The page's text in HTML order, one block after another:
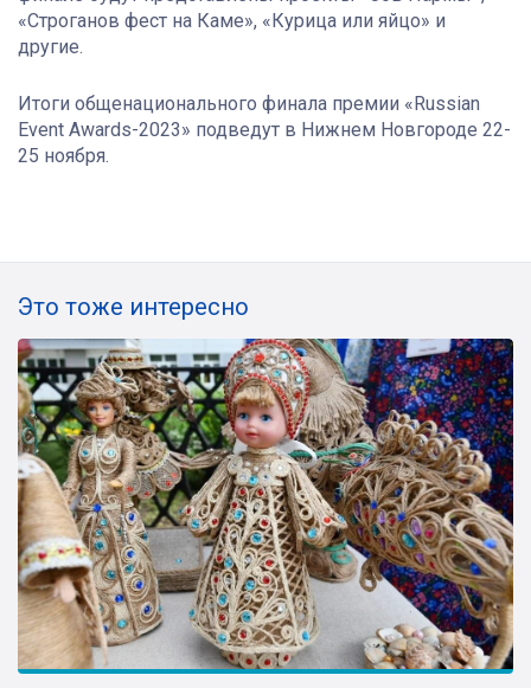
«Строганов фест на Каме», «Курица или яйцо» и
другие.
Итоги общенационального финала премии «Russian
Event Awards-2023» подведут в Нижнем Новгороде 22-
25 ноября.
Это тоже интересно